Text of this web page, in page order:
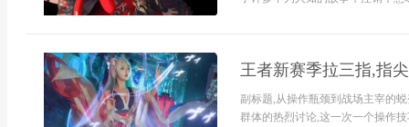
王者新赛季拉三指,指
副标题,从操作瓶颈到战场主宰的
群体的热烈讨论,这一次一个操作